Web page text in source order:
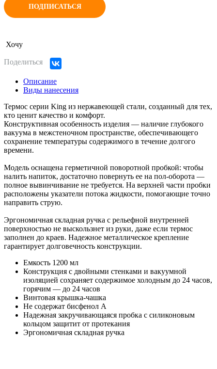
ПОДПИСАТЬСЯ
Хочу
Поделиться
Описание
Виды нанесения
Термос серии King из нержавеющей стали, созданный для тех,
кто ценит качество и комфорт.
Конструктивная особенность изделия — наличие глубокого
вакуума в межстеночном пространстве, обеспечивающего
сохранение температуры содержимого в течение долгого
времени.
Модель оснащена герметичной поворотной пробкой: чтобы
налить напиток, достаточно повернуть ее на пол‑оборота —
полное вывинчивание не требуется. На верхней части пробки
расположены указатели потока жидкости, помогающие точно
направить струю.
Эргономичная складная ручка с рельефной внутренней
поверхностью не выскользнет из руки, даже если термос
заполнен до краев. Надежное металлическое крепление
гарантирует долговечность конструкции.
Емкость 1200 мл
Конструкция с двойными стенками и вакуумной
изоляцией сохраняет содержимое холодным до 24 часов,
горячим — до 24 часов
Винтовая крышка-чашка
Не содержат бисфенол А
Надежная закручивающаяся пробка с силиконовым
кольцом защитит от протекания
Эргономичная складная ручка